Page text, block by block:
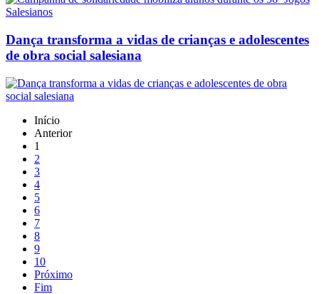
Dança transforma a vidas de crianças e adolescentes
de obra social salesiana
Início
Anterior
1
2
3
4
5
6
7
8
9
10
Próximo
Fim